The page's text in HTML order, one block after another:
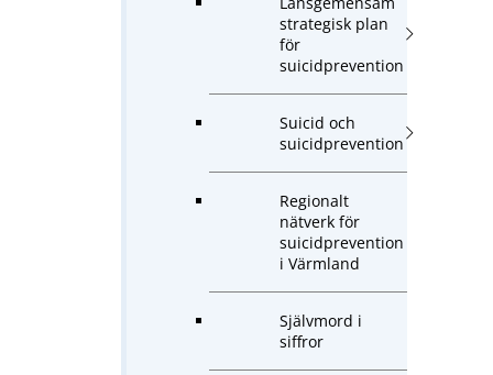
strategisk plan
för
suicidprevention
Suicid och
suicidprevention
Regionalt
nätverk för
suicidprevention
i Värmland
Självmord i
siffror